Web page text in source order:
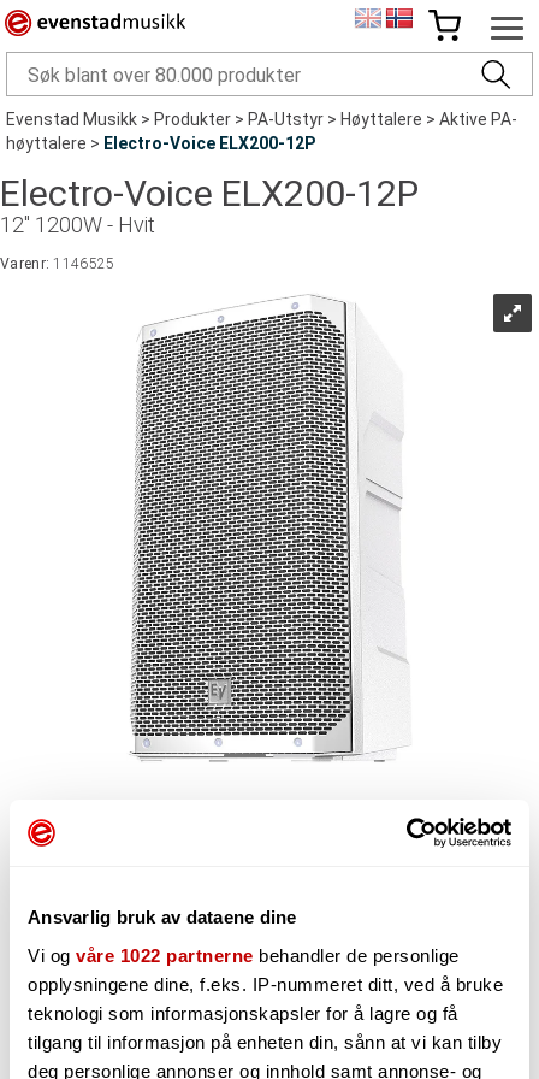
Ansvarlig bruk av dataene dine
Vi og våre 1022 partnerne behandler de personlige
opplysningene dine, f.eks. IP-nummeret ditt, ved å bruke
teknologi som informasjonskapsler for å lagre og få
tilgang til informasjon på enheten din, sånn at vi kan tilby
deg personlige annonser og innhold samt annonse- og
Evenstad Musikk>Produkter>PA-Utstyr>Høyttalere>Aktive PA-
høyttalere> Electro-Voice ELX200-12P
Electro-Voice ELX200-12P
12" 1200W - Hvit
Varenr:1146525
9 199,-
- +